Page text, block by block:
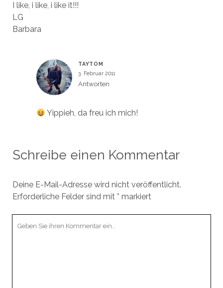
I like, i like, i like it!!!
LG
Barbara
TAYTOM
3. Februar 2011
Antworten
Yippieh, da freu ich mich!
Schreibe einen Kommentar
Deine E-Mail-Adresse wird nicht veröffentlicht.
Erforderliche Felder sind mit * markiert